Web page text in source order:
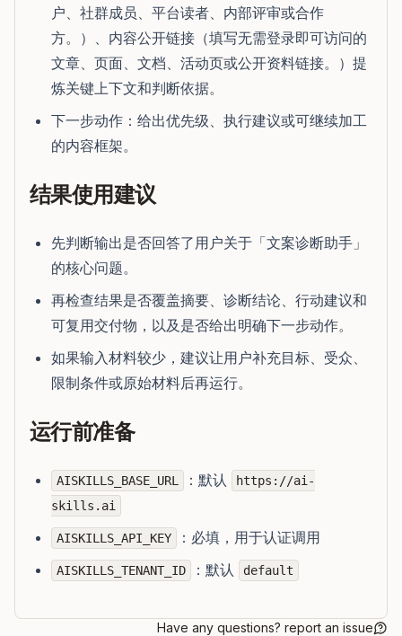
户、社群成员、平台读者、内部评审或合作
方。）、内容公开链接（填写无需登录即可访问的
文章、页面、文档、活动页或公开资料链接。）提
炼关键上下文和判断依据。
下一步动作：给出优先级、执行建议或可继续加工
的内容框架。
结果使用建议
先判断输出是否回答了用户关于「文案诊断助手」
的核心问题。
再检查结果是否覆盖摘要、诊断结论、行动建议和
可复用交付物，以及是否给出明确下一步动作。
如果输入材料较少，建议让用户补充目标、受众、
限制条件或原始材料后再运行。
运行前准备
AISKILLS_BASE_URL ：默认
https://ai-
skills.ai
AISKILLS_API_KEY ：必填，用于认证调用
AISKILLS_TENANT_ID ：默认 default
Have any questions? report an issue